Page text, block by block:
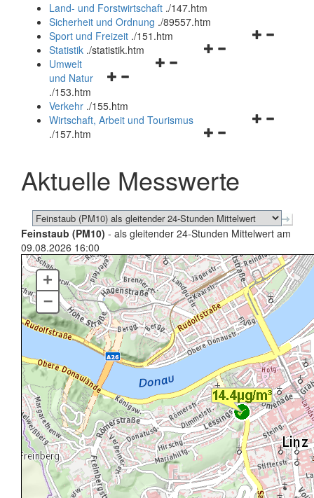
und
schließen
Land- und Forstwirtschaft ./147.htm
Sicherheit und Ordnung ./89557.htm
Navigationsmenü
Sport und Freizeit ./151.htm
Navigationsmenü
Statistik ./statistik.htm
Navigationsmenü
und
schließen
Umwelt
und Natur
./153.htm
Verkehr ./155.htm
Navigationsmenü
schließen
Wirtschaft, Arbeit und Tourismus
./157.htm
Aktuelle Messwerte
Feinstaub (PM10) - als gleitender 24-Stunden Mittelwert am
09.08.2026 16:00
+
–